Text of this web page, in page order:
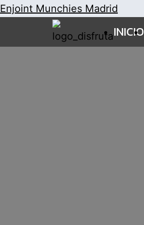
Enjoint Munchies Madrid
INICIO